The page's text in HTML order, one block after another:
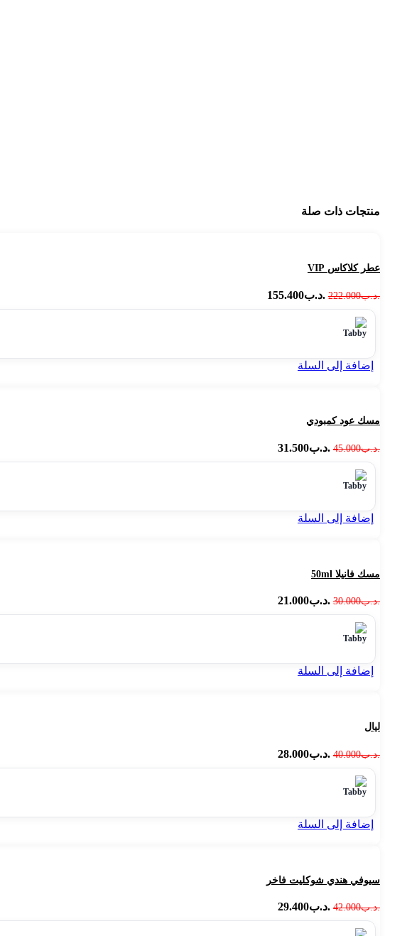
منتجات ذات صلة
عطر كلاكاس VIP
.د.ب222.000 .د.ب155.400
إضافة إلى السلة
مسك عود كمبودي
.د.ب45.000 .د.ب31.500
إضافة إلى السلة
مسك فانيلا 50ml
.د.ب30.000 .د.ب21.000
إضافة إلى السلة
ليال
.د.ب40.000 .د.ب28.000
إضافة إلى السلة
سيوفي هندي شوكليت فاخر
.د.ب42.000 .د.ب29.400